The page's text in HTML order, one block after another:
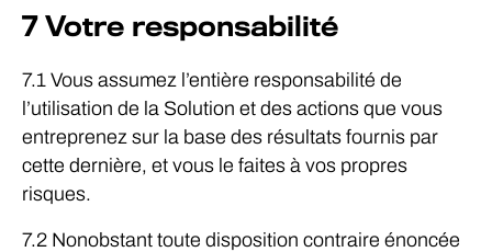
7 Votre responsabilité
7.1 Vous assumez l’entière responsabilité de
l’utilisation de la Solution et des actions que vous
entreprenez sur la base des résultats fournis par
cette dernière, et vous le faites à vos propres
risques.
7.2 Nonobstant toute disposition contraire énoncée